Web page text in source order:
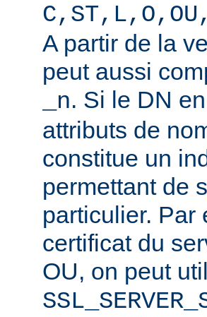
A partir de la
peut aussi
_n. Si le DN
attributs de
constitue un
permettant de
particulier. Par
certificat du
OU, on peut